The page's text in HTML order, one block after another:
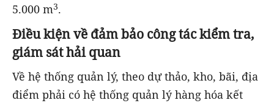
5.000 m3.
Điều kiện về đảm bảo công tác kiểm tra,
giám sát hải quan
Về hệ thống quản lý, theo dự thảo, kho, bãi, địa
điểm phải có hệ thống quản lý hàng hóa kết